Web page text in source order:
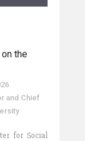
the
and Chief
for Social